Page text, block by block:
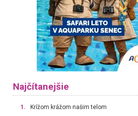
Najčítanejšie
1. Krížom krážom našim telom